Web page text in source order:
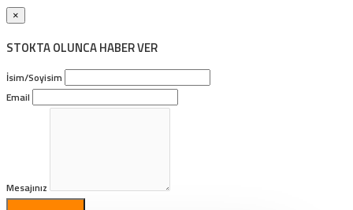
×
STOKTA OLUNCA HABER VER
İsim/Soyisim
Email
Mesajınız